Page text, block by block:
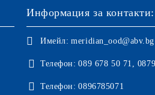
Информация за контакти:
Имейл: meridian_ood@abv.bg
Телефон: 089 678 50 71,
Телефон: 0896785071